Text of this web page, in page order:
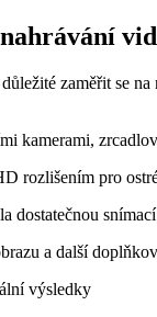
zaměřit se
kamerami,
rozlišením pro
dostatečnou
a další